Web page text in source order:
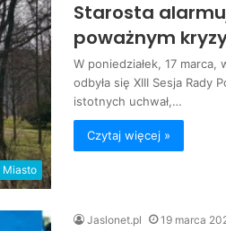
Miasto
Starosta
poważnym
W poniedziałek, 17
odbyła się XIII Sesja Rady
istotnych uchwał,…
Czytaj więcej »
Jaslonet.pl 19 marca